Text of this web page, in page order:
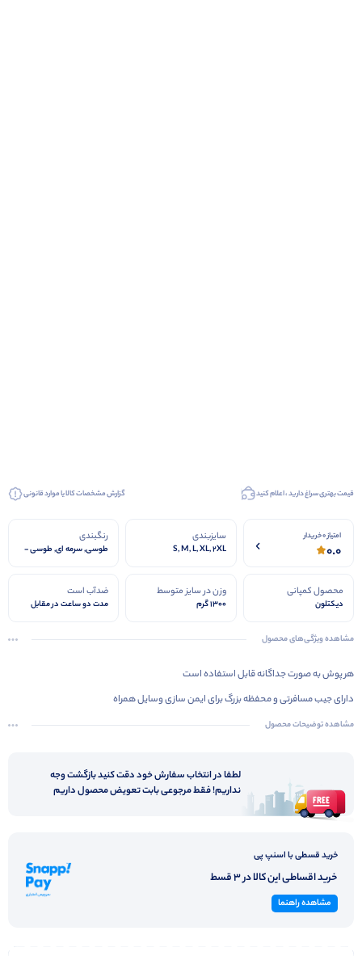
قیمت بهتری سراغ دارید ، اعلام کنید گزارش مشخصات کالا یا موارد قانونی
امتیاز 0 خریدار
0.0
سایزبندی
S, M, L, XL, 2XL
رنگبندی
طوسی, سرمه ای, طوسی -
محصول کمپانی
دیکتلون
وزن در سایز متوسط
۱۳۰۰ گرم
ضدآب است
مدت دو ساعت در مقابل
مشاهده ویژگی‌های محصول
هر پوش به صورت جداگانه قابل استفاده است
دارای جیب مسافرتی و محفظه بزرگ برای ایمن سازی وسایل همراه
بسیار شیک و بادوام
مشاهده توضیحات محصول
لطفا در انتخاب سفارش خود دقت کنید بازگشت وجه
نداریم! فقط مرجوعی بابت تعویض محصول داریم
خرید قسطی با اسنپ پی
خرید اقساطی این کالا در 3 قسط
مشاهده راهنما